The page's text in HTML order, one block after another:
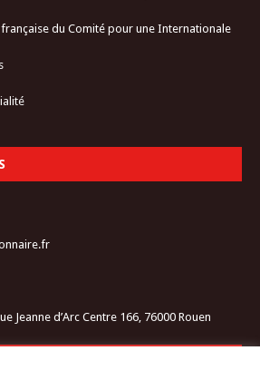
du Comité pour une Internationale
Jeanne d’Arc Centre 166, 76000 Rouen